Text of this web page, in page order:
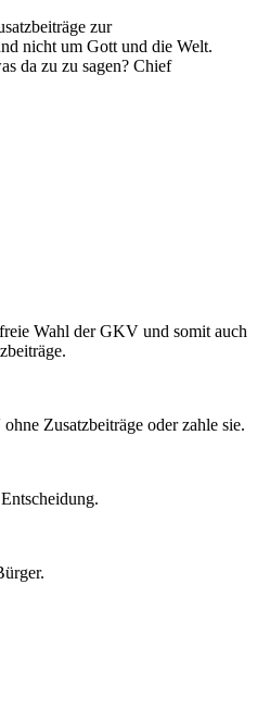
zur
nicht um Gott und die Welt.
da zu zu sagen? Chief
Wahl der GKV und somit auch
Zusatzbeiträge oder zahle sie.